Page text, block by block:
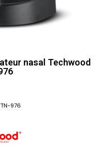
nasal Techwood
976